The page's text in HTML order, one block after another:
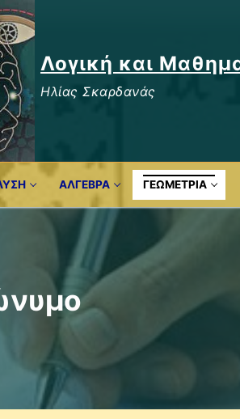
Λογική και
Ηλίας Σκαρδανάς
ΆΛΓΕΒΡΑ ΓΕΩΜΕΤΡΊΑ